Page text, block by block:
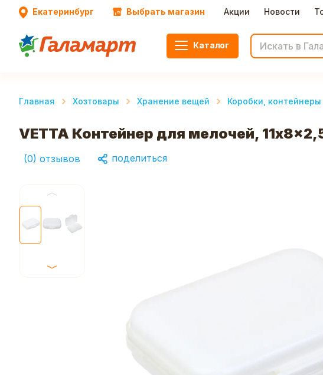
Екатеринбург Выбрать магазин Акции Новости
Каталог
Главная Хозтовары Хранение вещей Коробки, контейнеры
VETTA Контейнер для мелочей,
(0) отзывов поделиться